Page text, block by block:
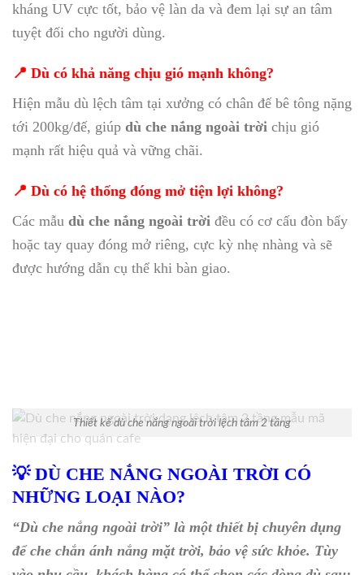
kháng UV cực tốt, bảo vệ làn da và đem lại sự an tâm
tuyệt đối cho người dùng.
📍 Dù có khả năng chịu gió mạnh không?
Hiện mẫu dù lệch tâm tại xưởng có chân đế bê tông nặng
tới 200kg/đế, giúp dù che nắng ngoài trời chịu gió
mạnh rất hiệu quả và vững chãi.
📍 Dù có hệ thống đóng mở tiện lợi không?
Các mẫu dù che nắng ngoài trời đều có cơ cấu đòn bẩy
hoặc tay quay đóng mở riêng, cực kỳ nhẹ nhàng và sẽ
được hướng dẫn cụ thể khi bàn giao.
Thiết kế dù che nắng ngoài trời lệch tâm 2 tầng
💡 DÙ CHE NẮNG NGOÀI TRỜI CÓ
NHỮNG LOẠI NÀO?
“Dù che nắng ngoài trời” là một thiết bị chuyên dụng
để che chắn ánh nắng mặt trời, bảo vệ sức khỏe. Tùy